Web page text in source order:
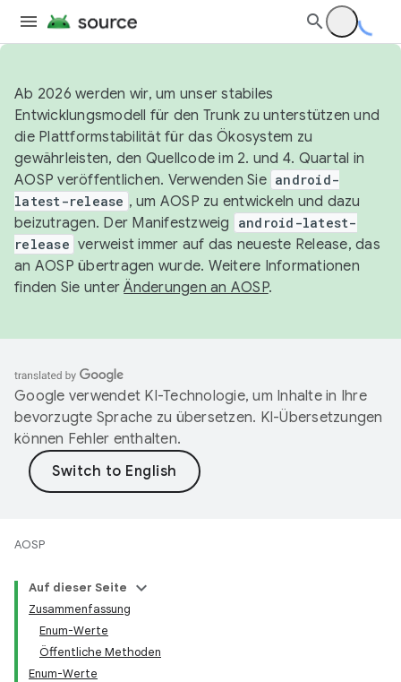
Ab 2026 werden wir, um unser stabiles
Entwicklungsmodell für den Trunk zu unterstützen und
die Plattformstabilität für das Ökosystem zu
gewährleisten, den Quellcode im 2. und 4. Quartal in
AOSP veröffentlichen. Verwenden Sie android-
latest-release , um AOSP zu entwickeln und dazu
beizutragen. Der Manifestzweig
android-latest-
release verweist immer auf das neueste Release, das
an AOSP übertragen wurde. Weitere Informationen
finden Sie unterÄnderungen an AOSP.
Google verwendet KI-Technologie, um Inhalte in Ihre
bevorzugte Sprache zu übersetzen. KI-Übersetzungen
können Fehler enthalten.
AOSP
Auf dieser Seite
Zusammenfassung
Enum-Werte
Öffentliche Methoden
Enum-Werte